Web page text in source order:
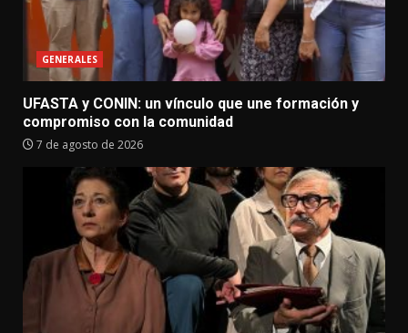
GENERALES
UFASTA y CONIN: un vínculo que une formación y
compromiso con la comunidad
7 de agosto de 2026